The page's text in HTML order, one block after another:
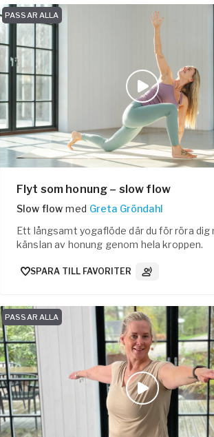
PASSAR ALLA
Flyt som honung – slow flow
Slow flow med Greta Gröndahl
Ett långsamt yogaflöde där du för röra dig
känslan av honung genom hela kroppen.
SPARA TILL FAVORITER 3 Ljudspår
PASSAR ALLA